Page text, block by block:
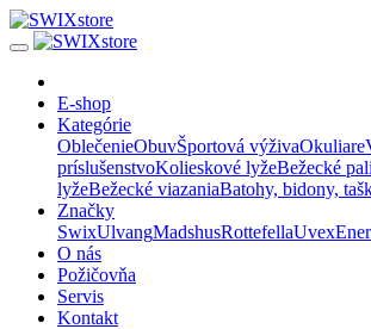
E-shop
Kategórie
OblečenieObuvŠportová výživaOkuliare
príslušenstvoKolieskové lyžeBežecké
lyžeBežecké viazaniaBatohy, bidony,
Značky
SwixUlvangMadshusRottefellaUvex
O nás
Požičovňa
Servis
Kontakt